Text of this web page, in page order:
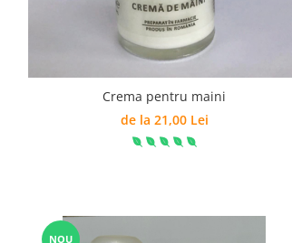
Crema pentru maini
de la 21,00 Lei
NOU